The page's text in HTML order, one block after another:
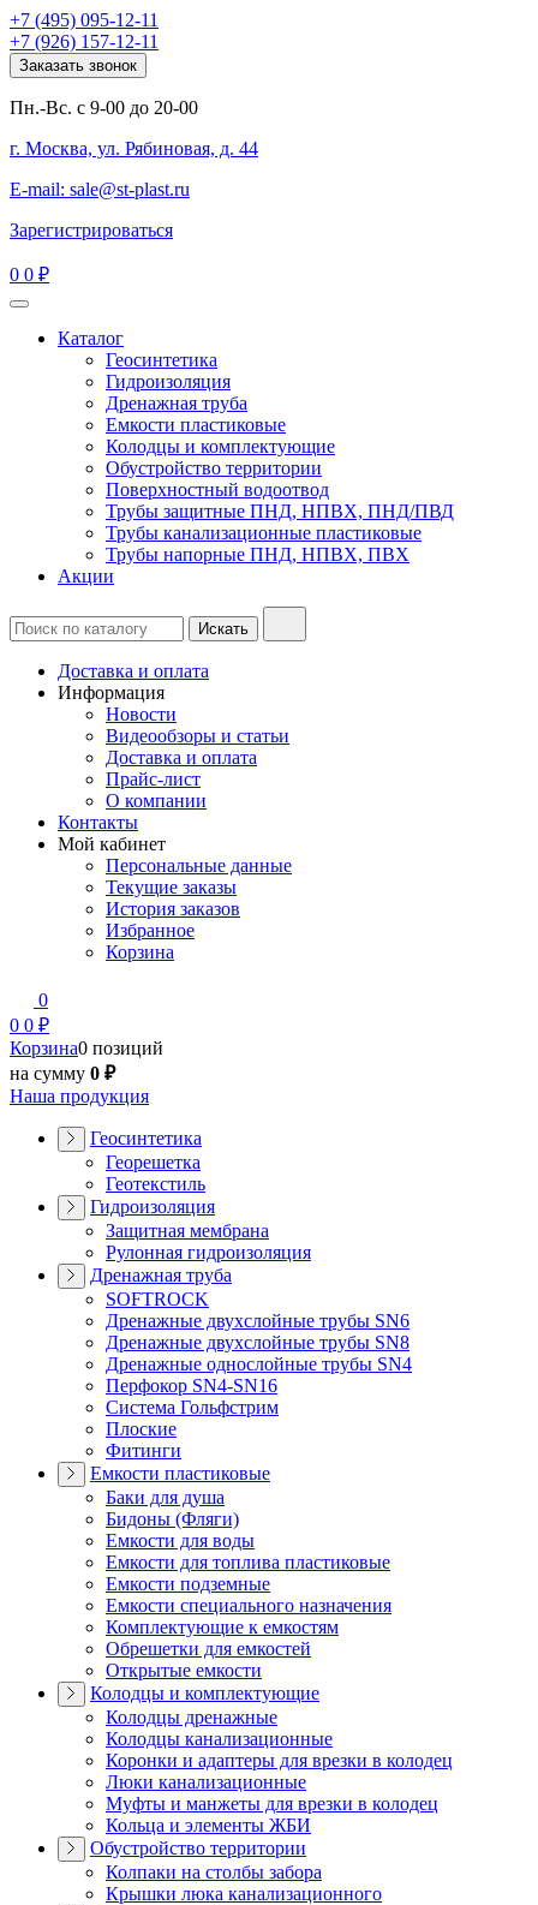
+7 (495) 095-12-11
+7 (926) 157-12-11
Заказать звонок
Пн.-Вс. с 9-00 до 20-00
г. Москва, ул. Рябиновая, д. 44
E-mail: sale@st-plast.ru
Зарегистрироваться
0 0 ₽
Каталог
Геосинтетика
Гидроизоляция
Дренажная труба
Емкости пластиковые
Колодцы и комплектующие
Обустройство территории
Поверхностный водоотвод
Трубы защитные ПНД, НПВХ, ПНД/ПВД
Трубы канализационные пластиковые
Трубы напорные ПНД, НПВХ, ПВХ
Акции
Доставка и оплата
Информация
Новости
Видеообзоры и статьи
Доставка и оплата
Прайс-лист
О компании
Контакты
Мой кабинет
Персональные данные
Текущие заказы
История заказов
Избранное
Корзина
0
0 0 ₽
Корзина0 позиций
на сумму 0 ₽
Наша продукция
Геосинтетика
Георешетка
Геотекстиль
Гидроизоляция
Защитная мембрана
Рулонная гидроизоляция
Дренажная труба
SOFTROCK
Дренажные двухслойные трубы SN6
Дренажные двухслойные трубы SN8
Дренажные однослойные трубы SN4
Перфокор SN4-SN16
Система Гольфстрим
Плоские
Фитинги
Емкости пластиковые
Баки для душа
Бидоны (Фляги)
Емкости для воды
Емкости для топлива пластиковые
Емкости подземные
Емкости специального назначения
Комплектующие к емкостям
Обрешетки для емкостей
Открытые емкости
Колодцы и комплектующие
Колодцы дренажные
Колодцы канализационные
Коронки и адаптеры для врезки в колодец
Люки канализационные
Муфты и манжеты для врезки в колодец
Кольца и элементы ЖБИ
Обустройство территории
Колпаки на столбы забора
Крышки люка канализационного